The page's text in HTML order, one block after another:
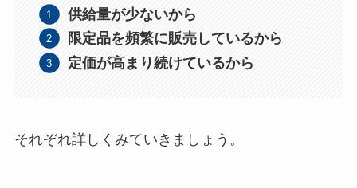
供給量が少ないから
限定品を頻繁に販売しているから
定価が高まり続けているから
それぞれ詳しくみていきましょう。